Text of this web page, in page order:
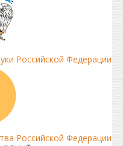
Российской Федерации
Российской Федерации